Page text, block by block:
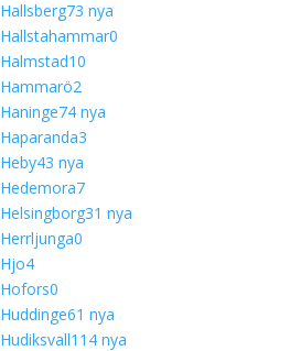
Hallsberg73 nya
Hallstahammar0
Halmstad10
Hammarö2
Haninge74 nya
Haparanda3
Heby43 nya
Hedemora7
Helsingborg31 nya
Herrljunga0
Hjo4
Hofors0
Huddinge61 nya
Hudiksvall11 4 nya